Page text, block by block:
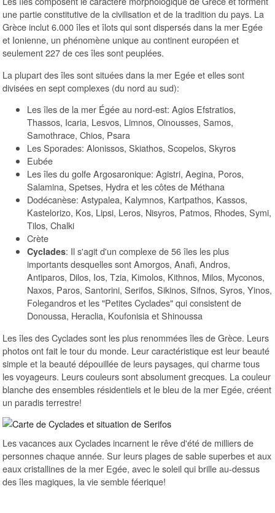
une partie constitutive de la civilisation et de la tradition du pays. La
Grèce inclut 6.000 îles et îlots qui sont dispersés dans la mer Egée
et Ionienne, un phénomène unique au continent européen et
seulement 227 de ces îles sont peuplées.
La plupart des îles sont situées dans la mer Egée et elles sont
divisées en sept complexes (du nord au sud):
Les îles de la mer Égée au nord-est: Agios Efstratios,
Thassos, Icaria, Lesvos, Limnos, Oinousses, Samos,
Samothrace, Chios, Psara
Les Sporades: Alonissos, Skiathos, Scopelos, Skyros
Eubée
Les îles du golfe Argosaronique: Agistri, Aegina, Poros,
Salamina, Spetses, Hydra et les côtes de Méthana
Dodécanèse: Astypalea, Kalymnos, Kartpathos, Kassos,
Kastelorizo, Kos, Lipsi, Leros, Nisyros, Patmos, Rhodes, Symi,
Tilos, Chalki
Crète
Cyclades: Il s'agit d'un complexe de 56 îles les plus
importants desquelles sont Amorgos, Anafi, Andros,
Antiparos, Dilos, Ios, Tzia, Kimolos, Kithnos, Milos, Myconos,
Naxos, Paros, Santorini, Serifos, Sikinos, Sifnos, Syros, Yinos,
Folegandros et les "Petites Cyclades" qui consistent de
Donoussa, Heraclia, Koufonisia et Shinoussa
Les îles des Cyclades sont les plus renommées îles de Grèce. Leurs
photos ont fait le tour du monde. Leur caractéristique est leur beauté
simple et la beauté dépouillée de leurs paysages, qui charme tous
les voyageurs. Leurs couleurs sont absolument grecques. La couleur
blanche des ensembles résidentiels et le bleu de la mer Egée, créent
un paradis terrestre!
Les vacances aux Cyclades incarnent le rêve d'été de milliers de
personnes chaque année. Sur leurs plages de sable superbes et aux
eaux cristallines de la mer Egée, avec le soleil qui brille au-dessus
des îles magiques, la vie semble féerique!